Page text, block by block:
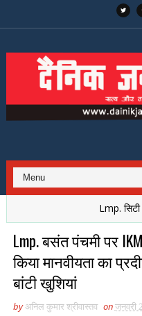
Lmp. सिटी
Lmp. बसंत पंचमी पर
किया मानवीयता का
बांटी खुशियां
byअनिल कुमार श्रीवास्तव onजनवरी